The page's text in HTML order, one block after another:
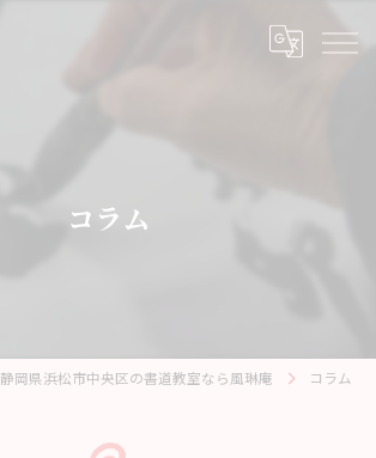
コラム
静岡県浜松市中央区の書道教室なら風琳庵 コラム